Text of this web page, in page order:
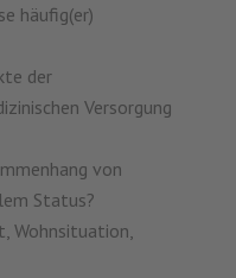
häufig(er)
der
Versorgung
von
Status?
Wohnsituation,